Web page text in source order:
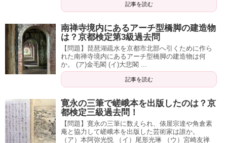
記事を読む
南禅寺境内にあるアーチ型橋脚の建造物
は？京都検定第3級過去問
【問題】琵琶湖疏水を京都市北部へ引くために作ら
れた南禅寺境内にあるアーチ型橋脚の建造物は何
か。 (ア)金毛閣 (イ)大悲閣 ...
記事を読む
寛永の三筆で嵯峨本を出版したのは？京
都検定三級過去問！
【問題】寛永の三筆に数えられ、俵屋宗達や角倉素
庵と協力して嵯峨本を出版した芸術家は誰か。
（ア）本阿弥光悦 （イ）尾形光琳 （ウ）宮崎友禅